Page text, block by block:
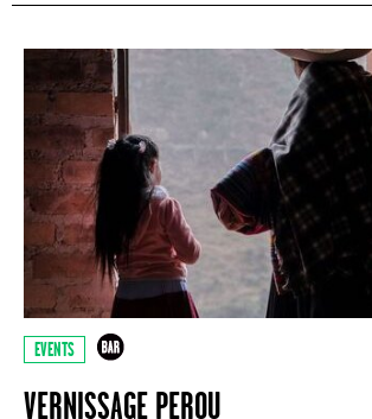
EVENTS
VERNISSAGE PEROU